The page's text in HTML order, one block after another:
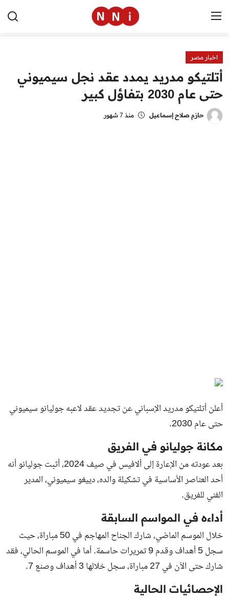
الرئيسية
اخبار مصر
العالم
اخبار مصر
أتلتيكو مدريد يمدد عقد نجل سيميوني
حتى عام 2030 بتفاؤل كبير
حازم صلاح إسماعيل منذ 7 شهور
أعلن أتلتيكو مدريد الإسباني عن تجديد عقد لاعبه جوليانو سيميوني
حتى عام 2030.
مكانة جوليانو في الفريق
بعد عودته من الإعارة إلى ألافيس في صيف 2024، أثبت جوليانو أنه
أحد العناصر الأساسية في تشكيلة والده، دييغو سيميوني، المدير
الفني للفريق.
أداءه في المواسم السابقة
خلال الموسم الماضي، شارك الجناح المهاجم في 50 مباراة، حيث
سجل 5 أهداف وقدم 9 تمريرات حاسمة. أما في الموسم الحالي، فقد
شارك حتى الآن في 27 مباراة، سجل خلالها 3 أهداف وصنع 7.
الإحصائيات الحالية